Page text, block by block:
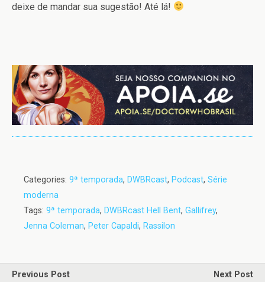
deixe de mandar sua sugestão! Até lá!
Categories: 9ª temporada, DWBRcast, Podcast, Série
moderna
Tags: 9ª temporada, DWBRcast Hell Bent, Gallifrey,
Jenna Coleman, Peter Capaldi, Rassilon
Previous Post
Next Post